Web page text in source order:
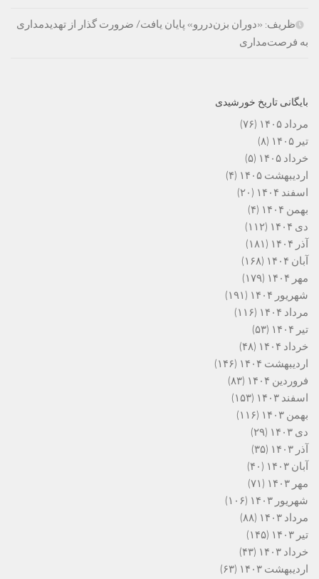
ظریف: «دوران بزن‌دررو» پایان یافت/ ضرورت گذار از تهدیدمداری
به فرصت‌مداری
بایگانی تاریخ خورشیدی
مرداد ۱۴۰۵
(۷۶)
تیر ۱۴۰۵
(۸)
خرداد ۱۴۰۵
(۵)
اردیبهشت ۱۴۰۵
(۴)
اسفند ۱۴۰۴
(۲۰)
بهمن ۱۴۰۴
(۴)
دی ۱۴۰۴
(۱۱۲)
آذر ۱۴۰۴
(۱۸۱)
آبان ۱۴۰۴
(۱۶۸)
مهر ۱۴۰۴
(۱۷۹)
شهریور ۱۴۰۴
(۱۹۱)
مرداد ۱۴۰۴
(۱۱۶)
تیر ۱۴۰۴
(۵۳)
خرداد ۱۴۰۴
(۴۸)
اردیبهشت ۱۴۰۴
(۱۴۶)
فروردین ۱۴۰۴
(۸۳)
اسفند ۱۴۰۳
(۱۵۳)
بهمن ۱۴۰۳
(۱۱۶)
دی ۱۴۰۳
(۲۹)
آذر ۱۴۰۳
(۳۵)
آبان ۱۴۰۳
(۴۰)
مهر ۱۴۰۳
(۷۱)
شهریور ۱۴۰۳
(۱۰۶)
مرداد ۱۴۰۳
(۸۸)
تیر ۱۴۰۳
(۱۴۵)
خرداد ۱۴۰۳
(۴۳)
اردیبهشت ۱۴۰۳
(۶۳)